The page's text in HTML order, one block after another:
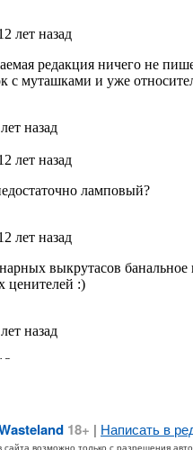
18+ | Написать в
возможно только с разрешения